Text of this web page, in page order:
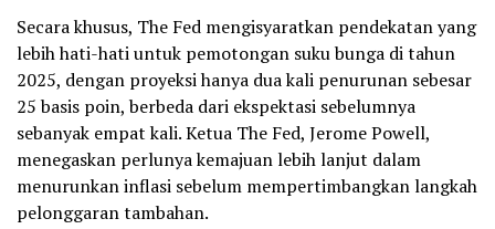
Secara khusus, The Fed mengisyaratkan pendekatan yang
lebih hati-hati untuk pemotongan suku bunga di tahun
2025, dengan proyeksi hanya dua kali penurunan sebesar
25 basis poin, berbeda dari ekspektasi sebelumnya
sebanyak empat kali. Ketua The Fed, Jerome Powell,
menegaskan perlunya kemajuan lebih lanjut dalam
menurunkan inflasi sebelum mempertimbangkan langkah
pelonggaran tambahan.